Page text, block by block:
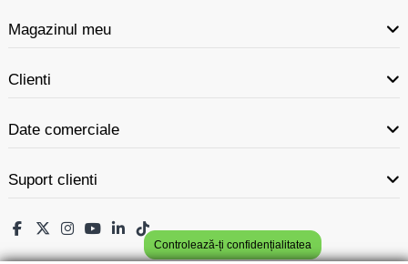
Magazinul meu
Clienti
Date comerciale
Suport clienti
Controlează-ți confidențialitatea